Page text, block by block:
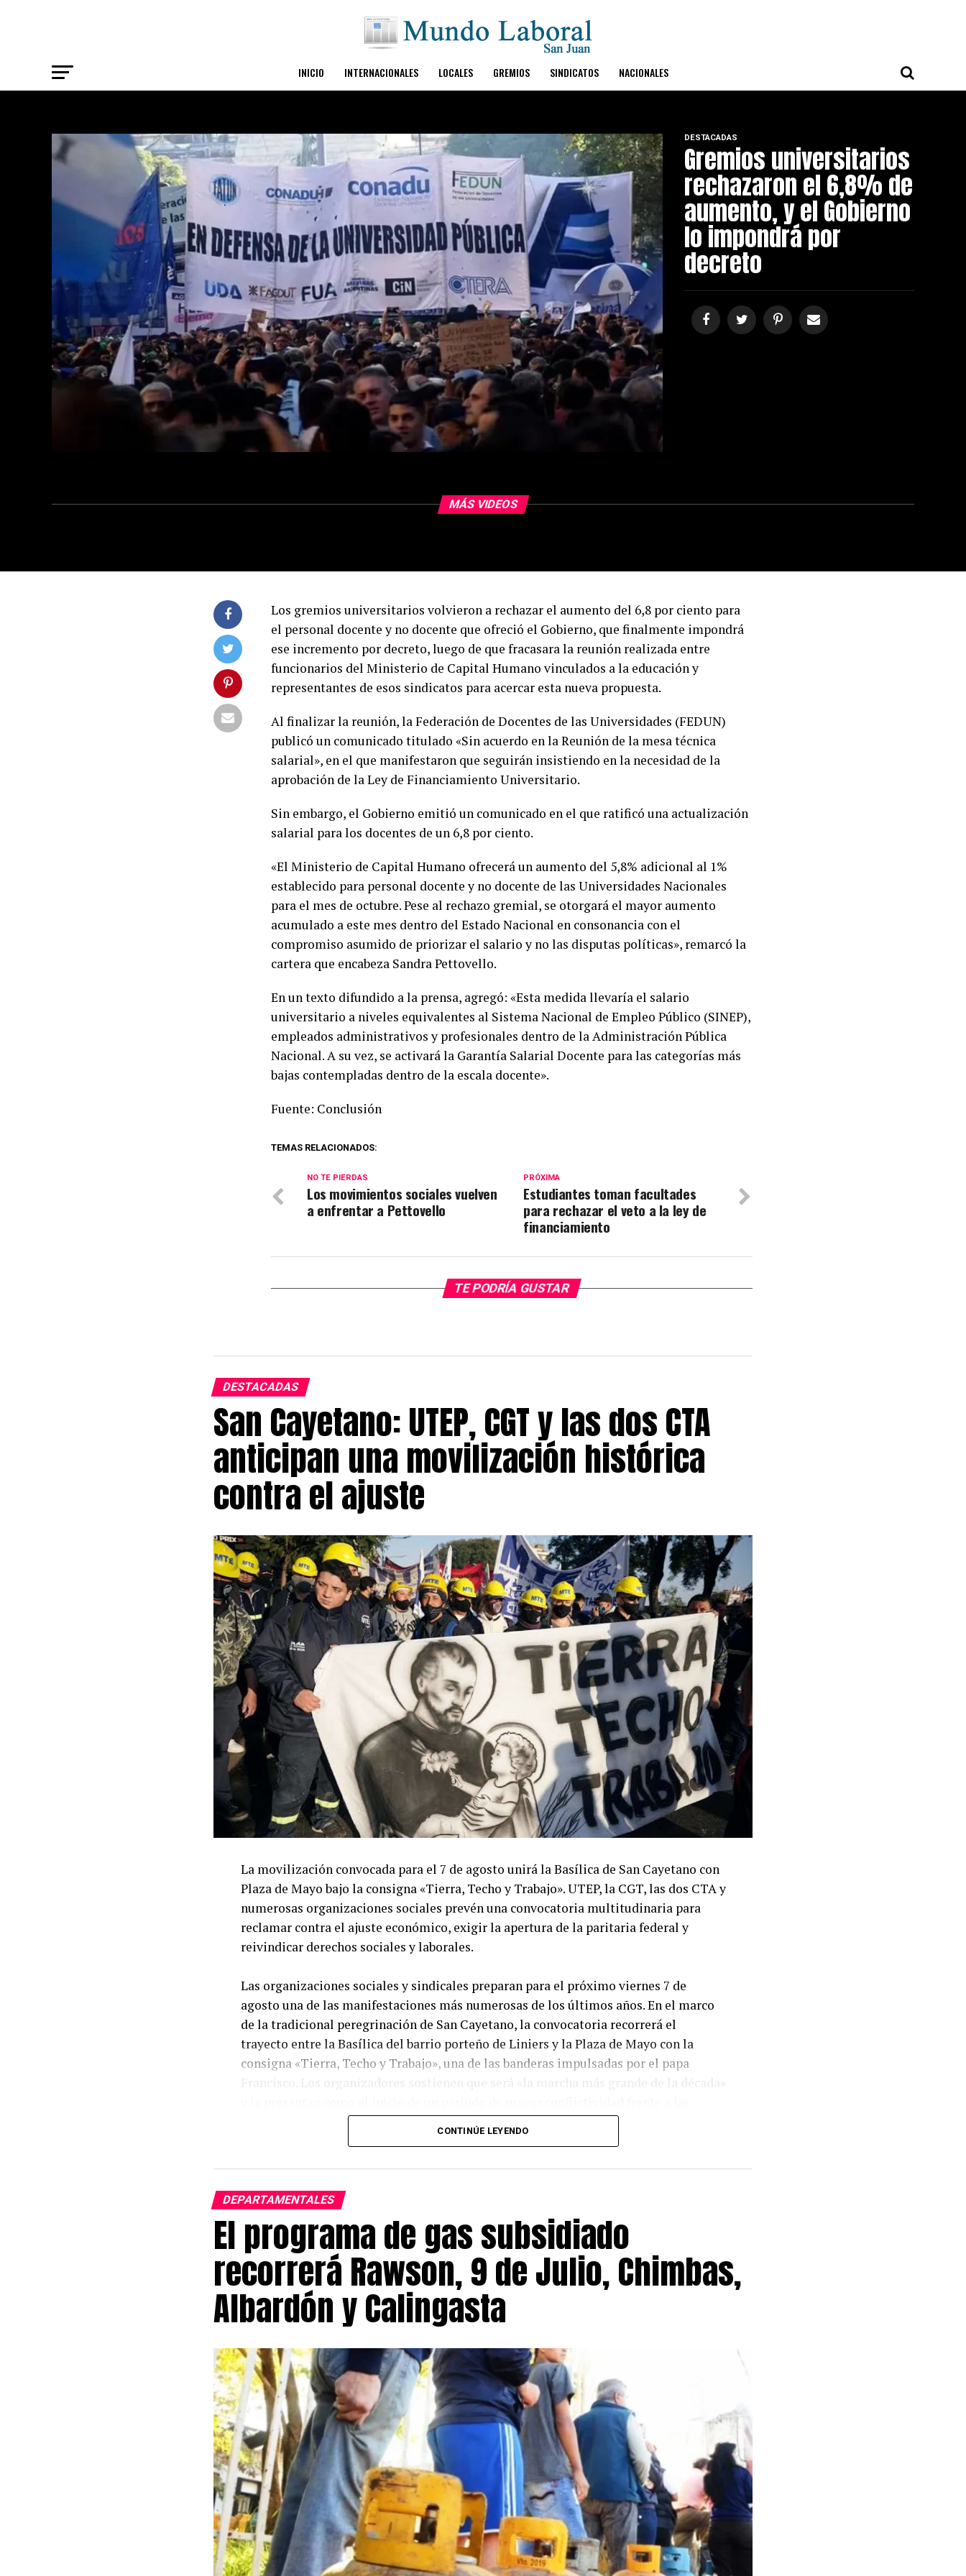
INICIO INTERNACIONALES LOCALES GREMIOS SINDICATOS NACIONALES
DESTACADAS
Gremios universitarios
rechazaron el 6,8% de
aumento, y el Gobierno
lo impondrá por
decreto
MÁS VIDEOS
Los gremios universitarios volvieron a rechazar el aumento del 6,8 por ciento para
el personal docente y no docente que ofreció el Gobierno, que finalmente impondrá
ese incremento por decreto, luego de que fracasara la reunión realizada entre
funcionarios del Ministerio de Capital Humano vinculados a la educación y
representantes de esos sindicatos para acercar esta nueva propuesta.
Al finalizar la reunión, la Federación de Docentes de las Universidades (FEDUN)
publicó un comunicado titulado «Sin acuerdo en la Reunión de la mesa técnica
salarial», en el que manifestaron que seguirán insistiendo en la necesidad de la
aprobación de la Ley de Financiamiento Universitario.
Sin embargo, el Gobierno emitió un comunicado en el que ratificó una actualización
salarial para los docentes de un 6,8 por ciento.
«El Ministerio de Capital Humano ofrecerá un aumento del 5,8% adicional al 1%
establecido para personal docente y no docente de las Universidades Nacionales
para el mes de octubre. Pese al rechazo gremial, se otorgará el mayor aumento
acumulado a este mes dentro del Estado Nacional en consonancia con el
compromiso asumido de priorizar el salario y no las disputas políticas», remarcó la
cartera que encabeza Sandra Pettovello.
En un texto difundido a la prensa, agregó: «Esta medida llevaría el salario
universitario a niveles equivalentes al Sistema Nacional de Empleo Público (SINEP),
empleados administrativos y profesionales dentro de la Administración Pública
Nacional. A su vez, se activará la Garantía Salarial Docente para las categorías más
bajas contempladas dentro de la escala docente».
Fuente: Conclusión
TEMAS RELACIONADOS:
PRÓXIMA
Estudiantes toman facultades
para rechazar el veto a la ley de
financiamiento
NO TE PIERDAS
Los movimientos sociales vuelven
a enfrentar a Pettovello
TE PODRÍA GUSTAR
DESTACADAS
San Cayetano: UTEP, CGT y las dos CTA
anticipan una movilización histórica
contra el ajuste
La movilización convocada para el 7 de agosto unirá la Basílica de San Cayetano con
Plaza de Mayo bajo la consigna «Tierra, Techo y Trabajo». UTEP, la CGT, las dos CTA y
numerosas organizaciones sociales prevén una convocatoria multitudinaria para
reclamar contra el ajuste económico, exigir la apertura de la paritaria federal y
reivindicar derechos sociales y laborales.
Las organizaciones sociales y sindicales preparan para el próximo viernes 7 de
agosto una de las manifestaciones más numerosas de los últimos años. En el marco
de la tradicional peregrinación de San Cayetano, la convocatoria recorrerá el
trayecto entre la Basílica del barrio porteño de Liniers y la Plaza de Mayo con la
consigna «Tierra, Techo y Trabajo», una de las banderas impulsadas por el papa
Francisco. Los organizadores sostienen que será «la marcha más grande de la década»
políticas económicas del Gobierno nacional.
CGT, la CTA de los Trabajadores, la CTA Autónoma y el espacio Territorios en Lucha,
del que forman parte organizaciones como Libres del Sur. También confirmaron su
participación agrupaciones estudiantiles, organismos de derechos humanos,
colectivos de mujeres y entidades profesionales, en una convocatoria que busca
expresar un amplio rechazo a las medidas de ajuste y reclamar la reapertura de la
paritaria federal.
La jornada comenzará por la mañana con la tradicional bendición de herramientas en
el cruce de las avenidas Rivadavia y Jujuy, un gesto simbólico que cada año reivindica
la dignidad del trabajo. Posteriormente, la columna principal partirá desde la
Basílica de San Cayetano y avanzará por la avenida Rivadavia rumbo al centro
porteño.
Durante el recorrido se incorporarán nuevas columnas. Libres del Sur y otras
organizaciones nucleadas en Territorios en Lucha prevén concentrarse en el Obelisco
para marchar junto a las dos CTA, antes de confluir con el resto de los manifestantes
en Plaza de Mayo, donde se desarrollará el acto central.
CONTINÚE LEYENDO
DEPARTAMENTALES
El programa de gas subsidiado
recorrerá Rawson, 9 de Julio, Chimbas,
Albardón y Calingasta